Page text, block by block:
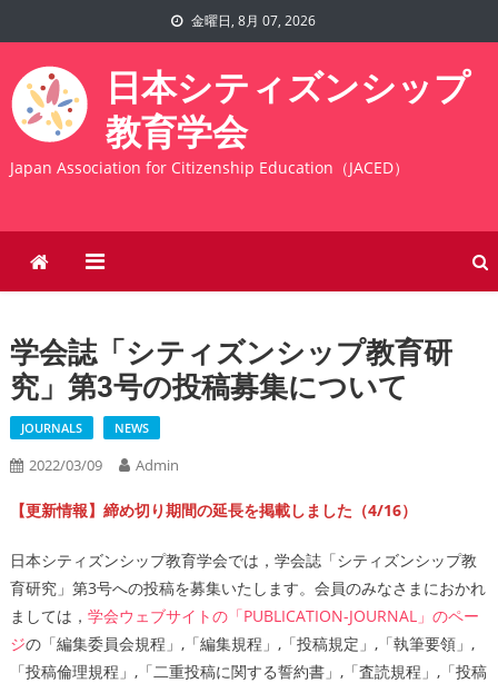
to
content
金曜日, 8月 07, 2026
日本シティズンシップ
教育学会
Japan Association for Citizenship Education（JACED）
学会誌「シティズンシップ教育研
究」第3号の投稿募集について
JOURNALS NEWS
2022/03/09 Admin
【更新情報】締め切り期間の延長を掲載しました（4/16）
日本シティズンシップ教育学会では，学会誌「シティズンシップ教
育研究」第3号への投稿を募集いたします。会員のみなさまにおかれ
ましては， 学会ウェブサイトの「PUBLICATION-JOURNAL」のペー
ジの「編集委員会規程」,「編集規程」,「投稿規定」,「執筆要領」,
「投稿倫理規程」,「二重投稿に関する誓約書」,「査読規程」,「投稿